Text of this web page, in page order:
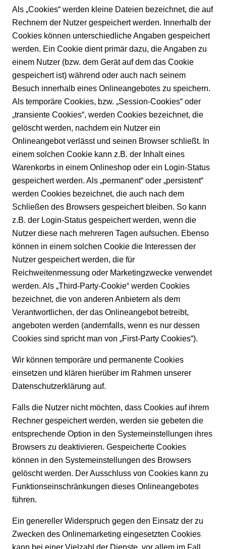
Als „Cookies“ werden kleine Dateien bezeichnet, die auf
Rechnern der Nutzer gespeichert werden. Innerhalb der
Cookies können unterschiedliche Angaben gespeichert
werden. Ein Cookie dient primär dazu, die Angaben zu
einem Nutzer (bzw. dem Gerät auf dem das Cookie
gespeichert ist) während oder auch nach seinem
Besuch innerhalb eines Onlineangebotes zu speichern.
Als temporäre Cookies, bzw. „Session-Cookies“ oder
„transiente Cookies“, werden Cookies bezeichnet, die
gelöscht werden, nachdem ein Nutzer ein
Onlineangebot verlässt und seinen Browser schließt. In
einem solchen Cookie kann z.B. der Inhalt eines
Warenkorbs in einem Onlineshop oder ein Login-Status
gespeichert werden. Als „permanent“ oder „persistent“
werden Cookies bezeichnet, die auch nach dem
Schließen des Browsers gespeichert bleiben. So kann
z.B. der Login-Status gespeichert werden, wenn die
Nutzer diese nach mehreren Tagen aufsuchen. Ebenso
können in einem solchen Cookie die Interessen der
Nutzer gespeichert werden, die für
Reichweitenmessung oder Marketingzwecke verwendet
werden. Als „Third-Party-Cookie“ werden Cookies
bezeichnet, die von anderen Anbietern als dem
Verantwortlichen, der das Onlineangebot betreibt,
angeboten werden (andernfalls, wenn es nur dessen
Cookies sind spricht man von „First-Party Cookies“).
Wir können temporäre und permanente Cookies
einsetzen und klären hierüber im Rahmen unserer
Datenschutzerklärung auf.
Falls die Nutzer nicht möchten, dass Cookies auf ihrem
Rechner gespeichert werden, werden sie gebeten die
entsprechende Option in den Systemeinstellungen ihres
Browsers zu deaktivieren. Gespeicherte Cookies
können in den Systemeinstellungen des Browsers
gelöscht werden. Der Ausschluss von Cookies kann zu
Funktionseinschränkungen dieses Onlineangebotes
führen.
Ein genereller Widerspruch gegen den Einsatz der zu
Zwecken des Onlinemarketing eingesetzten Cookies
kann bei einer Vielzahl der Dienste, vor allem im Fall